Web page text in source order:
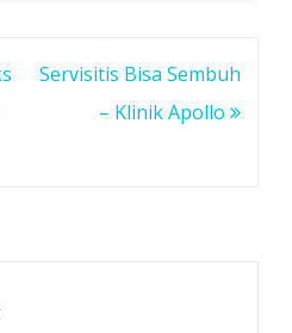
Servisitis Bisa Sembuh
– Klinik Apollo